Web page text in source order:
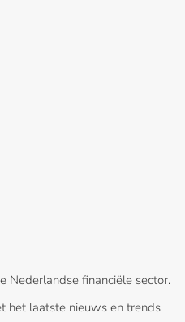
Nederlandse financiële sector.
het laatste nieuws en trends